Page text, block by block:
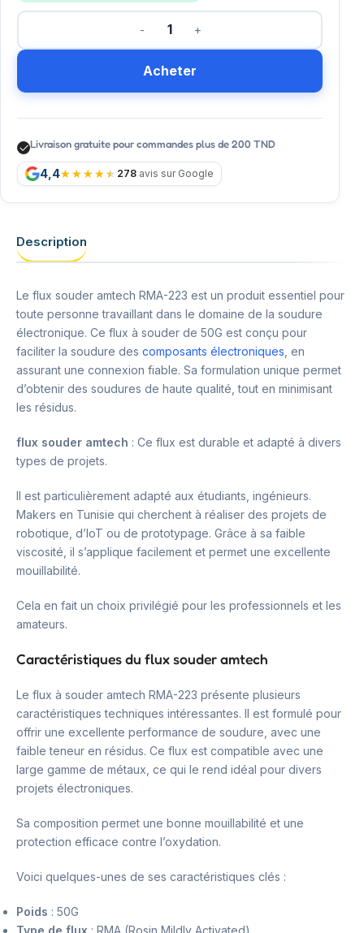
Acheter
Livraison gratuite pour commandes plus de 200 TND
4,4 278 avis sur Google
Description
Le flux souder amtech RMA-223 est un produit essentiel pour
toute personne travaillant dans le domaine de la soudure
électronique. Ce flux à souder de 50G est conçu pour
faciliter la soudure des composants électroniques , en
assurant une connexion fiable. Sa formulation unique permet
d’obtenir des soudures de haute qualité, tout en minimisant
les résidus.
flux souder amtech : Ce flux est durable et adapté à divers
types de projets.
Il est particulièrement adapté aux étudiants, ingénieurs.
Makers en Tunisie qui cherchent à réaliser des projets de
robotique, d’IoT ou de prototypage. Grâce à sa faible
viscosité, il s’applique facilement et permet une excellente
mouillabilité.
Cela en fait un choix privilégié pour les professionnels et les
amateurs.
Caractéristiques du flux souder amtech
Le flux à souder amtech RMA-223 présente plusieurs
caractéristiques techniques intéressantes. Il est formulé pour
offrir une excellente performance de soudure, avec une
faible teneur en résidus. Ce flux est compatible avec une
large gamme de métaux, ce qui le rend idéal pour divers
projets électroniques.
Sa composition permet une bonne mouillabilité et une
protection efficace contre l’oxydation.
Voici quelques-unes de ses caractéristiques clés :
Poids : 50G
Type de flux : RMA (Rosin Mildly Activated)